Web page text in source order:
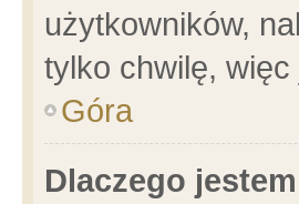
użytkowników,
tylko chwilę, więc
Góra
Dlaczego